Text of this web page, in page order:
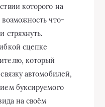
которого на
что-
стряхнуть.
сцепке
который
автомобилей,
буксируемого
на своём